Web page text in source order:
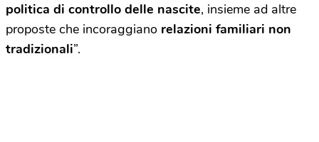
politica di controllo delle nascite, insieme ad altre
proposte che incoraggiano relazioni familiari non
tradizionali”.